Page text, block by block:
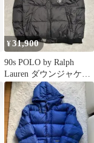
¥31,900
90s POLO by Ralph
Lauren ダウンジャケッ
ト ビッグポニー